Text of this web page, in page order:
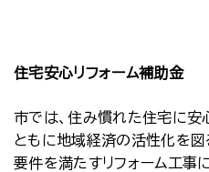
住宅安心リフォーム補助金
市では、住み慣れた住宅に安
ともに地域経済の活性化を
要件を満たすリフォーム工事